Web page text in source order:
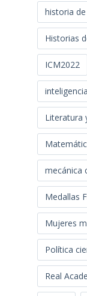
historia
Historias
ICM2022
Literatura
mecánica
Medallas
Mujeres
Política
Real